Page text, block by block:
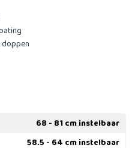
68 - 81 cm instelbaar
58.5 - 64 cm instelbaar